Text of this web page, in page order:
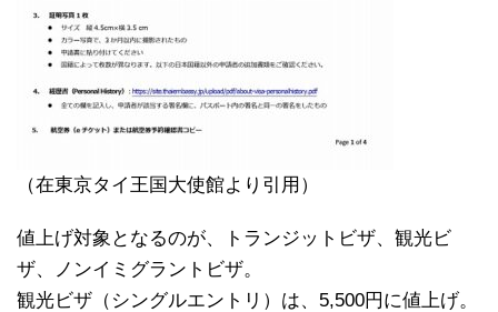
（在東京タイ王国大使館より引用）
値上げ対象となるのが、トランジットビザ、観光ビ
ザ、ノンイミグラントビザ。
観光ビザ（シングルエントリ）は、5,500円に値上げ。